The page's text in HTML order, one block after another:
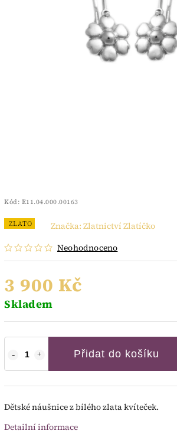
Kód: E11.04.000.00163
ZLATO
Neohodnoceno
Značka: Zlatnictví Zlatíčko
3 900 Kč
Skladem
Přidat do košíku
Dětské náušnice z bílého zlata kvíteček.
Detailní informace